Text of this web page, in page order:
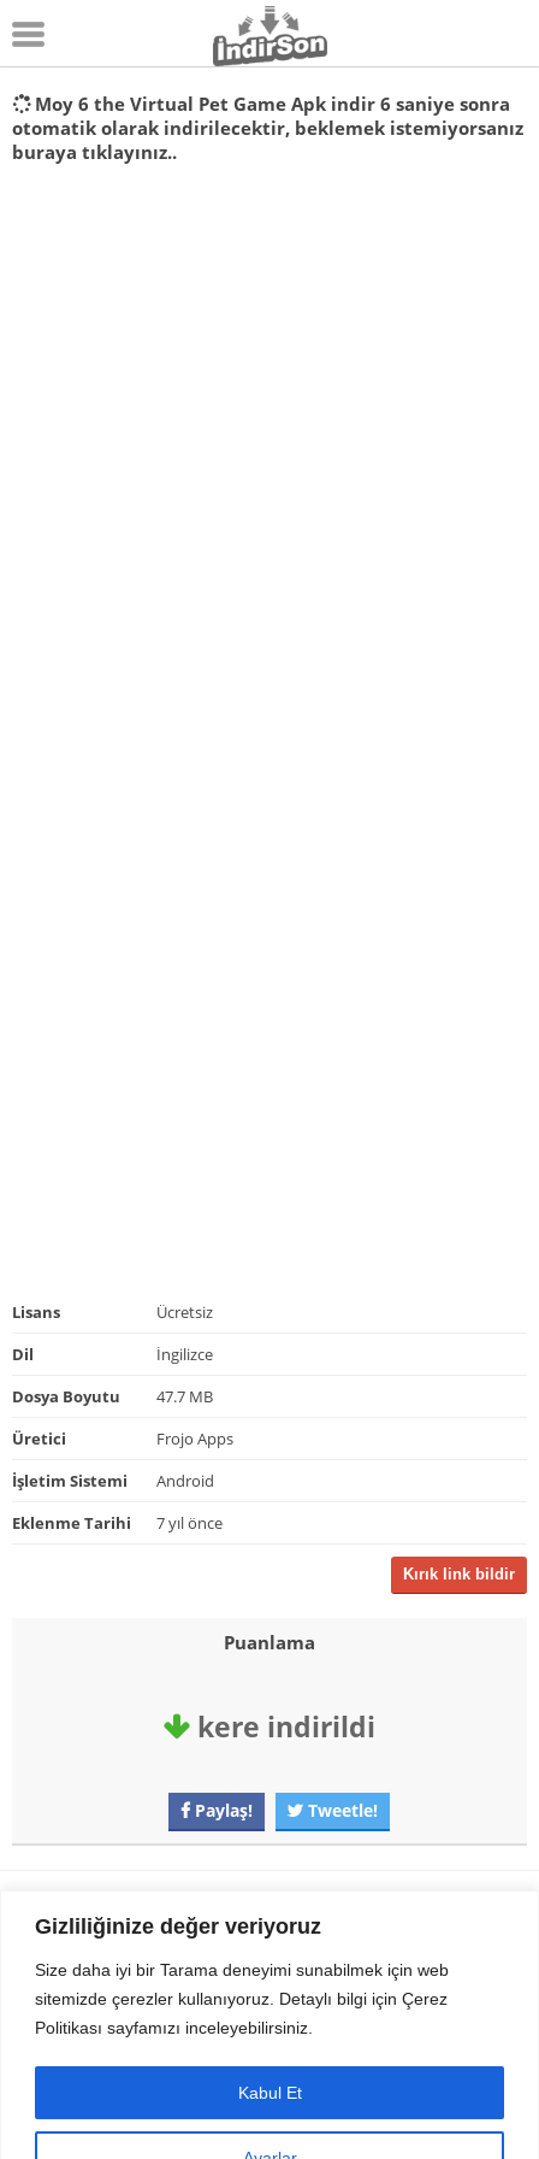
Gizliliğinize değer veriyoruz
Size daha iyi bir Tarama deneyimi sunabilmek için web
sitemizde çerezler kullanıyoruz. Detaylı bilgi için Çerez
Politikası sayfamızı inceleyebilirsiniz.
Kabul Et
Android
Pc Oyunları
Moy 6 the Virtual Pet Game Apk indir 6 saniye sonra
otomatik olarak indirilecektir, beklemek istemiyorsanız
buraya tıklayınız..
Lisans
Ücretsiz
Dil
İngilizce
Dosya Boyutu
47.7 MB
Üretici
Frojo Apps
İşletim Sistemi
Android
Eklenme Tarihi
7 yıl önce
Kırık link bildir
Puanlama
kere indirildi
Paylaş! Tweetle!
Gezi Seyahat indirvip apk
Sitemizden Son sürüm Program, Android Uygulama, Android Oyun, Apk
Dosyalarını indirip güvenle bilgisayar ve cep telefonlarınızda kullanabilirsiniz.